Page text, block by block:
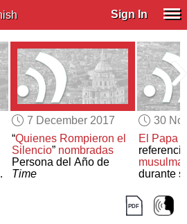
Sign In
7 December 2017
“Quienes Rompieron el
Silencio” nombradas
Persona del Año de
Time
30
El Papa
durante